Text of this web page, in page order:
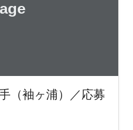
（袖ヶ浦）／応募